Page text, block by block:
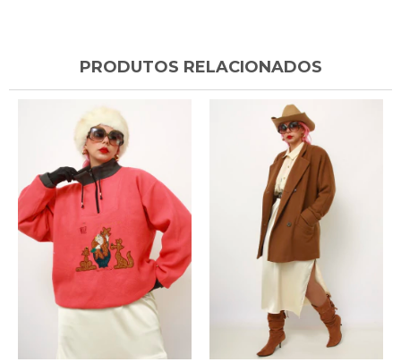
PRODUTOS RELACIONADOS